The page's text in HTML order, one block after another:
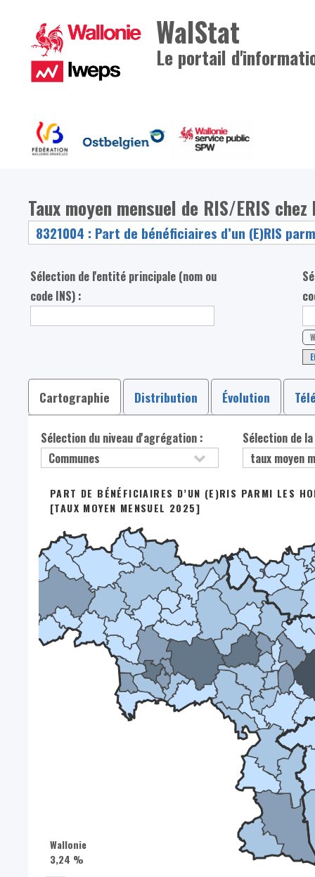
WalStat
Le portail
Taux moyen mensuel de RIS/ERIS
Sélection de l'entité principale (nom ou
code INS) :
Cartographie Distribution Évolution
Sélection du niveau d'agrégation : Sélection de
PART DE BÉNÉFICIAIRES D’UN (E)RIS PARMI LES
[TAUX MOYEN MENSUEL 2025]
Wallonie
3,24 %